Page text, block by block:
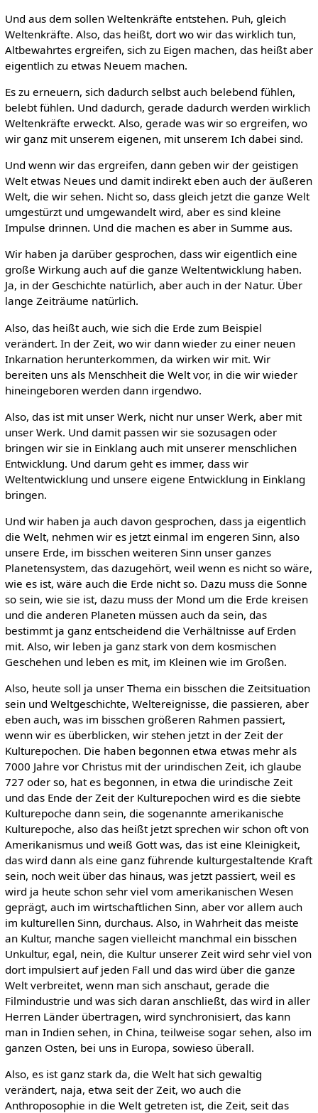
Und aus dem sollen Weltenkräfte entstehen. Puh, gleich
Weltenkräfte. Also, das heißt, dort wo wir das wirklich tun,
Altbewahrtes ergreifen, sich zu Eigen machen, das heißt aber
eigentlich zu etwas Neuem machen.
Es zu erneuern, sich dadurch selbst auch belebend fühlen,
belebt fühlen. Und dadurch, gerade dadurch werden wirklich
Weltenkräfte erweckt. Also, gerade was wir so ergreifen, wo
wir ganz mit unserem eigenen, mit unserem Ich dabei sind.
Und wenn wir das ergreifen, dann geben wir der geistigen
Welt etwas Neues und damit indirekt eben auch der äußeren
Welt, die wir sehen. Nicht so, dass gleich jetzt die ganze Welt
umgestürzt und umgewandelt wird, aber es sind kleine
Impulse drinnen. Und die machen es aber in Summe aus.
Wir haben ja darüber gesprochen, dass wir eigentlich eine
große Wirkung auch auf die ganze Weltentwicklung haben.
Ja, in der Geschichte natürlich, aber auch in der Natur. Über
lange Zeiträume natürlich.
Also, das heißt auch, wie sich die Erde zum Beispiel
verändert. In der Zeit, wo wir dann wieder zu einer neuen
Inkarnation herunterkommen, da wirken wir mit. Wir
bereiten uns als Menschheit die Welt vor, in die wir wieder
hineingeboren werden dann irgendwo.
Also, das ist mit unser Werk, nicht nur unser Werk, aber mit
unser Werk. Und damit passen wir sie sozusagen oder
bringen wir sie in Einklang auch mit unserer menschlichen
Entwicklung. Und darum geht es immer, dass wir
Weltentwicklung und unsere eigene Entwicklung in Einklang
bringen.
Und wir haben ja auch davon gesprochen, dass ja eigentlich
die Welt, nehmen wir es jetzt einmal im engeren Sinn, also
unsere Erde, im bisschen weiteren Sinn unser ganzes
Planetensystem, das dazugehört, weil wenn es nicht so wäre,
wie es ist, wäre auch die Erde nicht so. Dazu muss die Sonne
so sein, wie sie ist, dazu muss der Mond um die Erde kreisen
und die anderen Planeten müssen auch da sein, das
bestimmt ja ganz entscheidend die Verhältnisse auf Erden
mit. Also, wir leben ja ganz stark von dem kosmischen
Geschehen und leben es mit, im Kleinen wie im Großen.
Also, heute soll ja unser Thema ein bisschen die Zeitsituation
sein und Weltgeschichte, Weltereignisse, die passieren, aber
eben auch, was im bisschen größeren Rahmen passiert,
wenn wir es überblicken, wir stehen jetzt in der Zeit der
Kulturepochen. Die haben begonnen etwa etwas mehr als
7000 Jahre vor Christus mit der urindischen Zeit, ich glaube
727 oder so, hat es begonnen, in etwa die urindische Zeit
und das Ende der Zeit der Kulturepochen wird es die siebte
Kulturepoche dann sein, die sogenannte amerikanische
Kulturepoche, also das heißt jetzt sprechen wir schon oft von
Amerikanismus und weiß Gott was, das ist eine Kleinigkeit,
das wird dann als eine ganz führende kulturgestaltende Kraft
sein, noch weit über das hinaus, was jetzt passiert, weil es
wird ja heute schon sehr viel vom amerikanischen Wesen
geprägt, auch im wirtschaftlichen Sinn, aber vor allem auch
im kulturellen Sinn, durchaus. Also, in Wahrheit das meiste
an Kultur, manche sagen vielleicht manchmal ein bisschen
Unkultur, egal, nein, die Kultur unserer Zeit wird sehr viel von
dort impulsiert auf jeden Fall und das wird über die ganze
Welt verbreitet, wenn man sich anschaut, gerade die
Filmindustrie und was sich daran anschließt, das wird in aller
Herren Länder übertragen, wird synchronisiert, das kann
man in Indien sehen, in China, teilweise sogar sehen, also im
ganzen Osten, bei uns in Europa, sowieso überall.
Also, es ist ganz stark da, die Welt hat sich gewaltig
verändert, naja, etwa seit der Zeit, wo auch die
Anthroposophie in die Welt getreten ist, die Zeit, seit das